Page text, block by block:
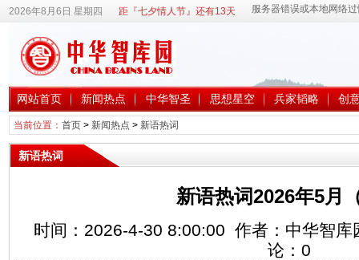
2026年8月6日 星期四 距『七夕情人节』还有13天
网站首页 新闻热点 中华智圣 思想星空 兵家韬略 创
当前位置： 首页> 新闻热点 > 新语热词
新语热词
新语热词2026年5月
时间：2026-4-30 8:00:00 作者：中华智
论： 0